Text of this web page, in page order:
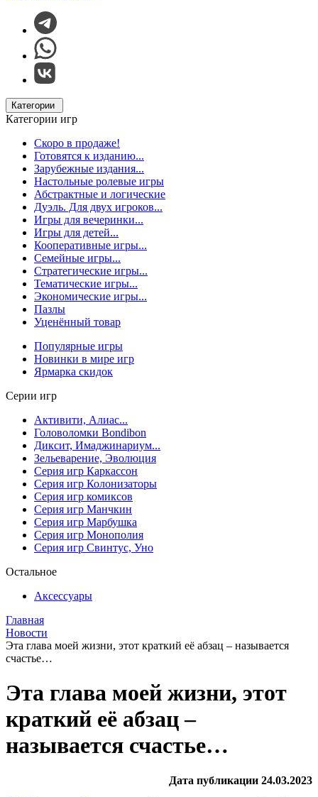
Категории
Категории игр
Скоро в продаже!
Готовятся к изданию...
Зарубежные издания...
Настольные ролевые игры
Абстрактные и логические
Дуэль. Для двух игроков...
Игры для вечеринки...
Игры для детей...
Кооперативные игры...
Семейные игры...
Стратегические игры...
Тематические игры...
Экономические игры...
Пазлы
Уценённый товар
Популярные игры
Новинки в мире игр
Ярмарка скидок
Серии игр
Активити, Алиас...
Головоломки Bondibon
Диксит, Имаджинариум...
Зельеварение, Эволюция
Серия игр Каркассон
Серия игр Колонизаторы
Серия игр комиксов
Серия игр Манчкин
Серия игр Марбушка
Серия игр Монополия
Серия игр Свинтус, Уно
Остальное
Аксессуары
Главная
Новости
Эта глава моей жизни, этот краткий её абзац – называется
счастье…
Эта глава моей жизни, этот
краткий её абзац –
называется счастье…
Дата публикации 24.03.2023